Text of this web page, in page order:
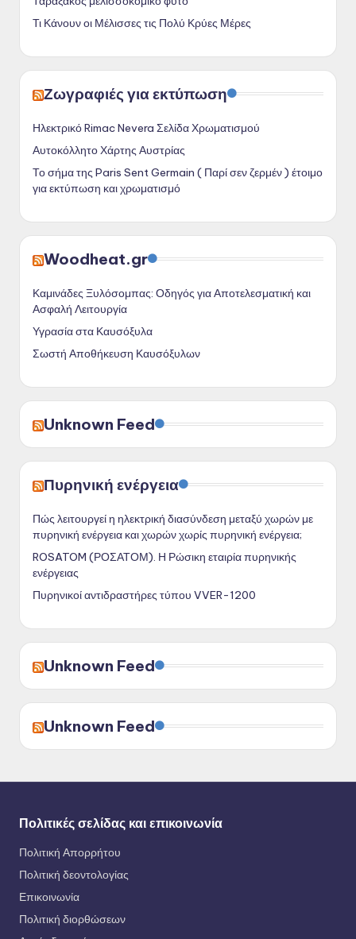
Τι Κάνουν οι Μέλισσες τις Πολύ Κρύες Μέρες
Ζωγραφιές για εκτύπωση
Ηλεκτρικό Rimac Nevera Σελίδα Χρωματισμού
Αυτοκόλλητο Χάρτης Αυστρίας
Το σήμα της Paris Sent Germain ( Παρί σεν ζερμέν ) έτοιμο
για εκτύπωση και χρωματισμό
Woodheat.gr
Καμινάδες Ξυλόσομπας: Οδηγός για Αποτελεσματική και
Ασφαλή Λειτουργία
Υγρασία στα Καυσόξυλα
Σωστή Αποθήκευση Καυσόξυλων
Unknown Feed
Πυρηνική ενέργεια
Πώς λειτουργεί η ηλεκτρική διασύνδεση μεταξύ χωρών με
πυρηνική ενέργεια και χωρών χωρίς πυρηνική ενέργεια;
ROSATOM (ΡΟΣΑΤΟΜ). Η Ρώσικη εταιρία πυρηνικής
ενέργειας
Πυρηνικοί αντιδραστήρες τύπου VVER-1200
Unknown Feed
Unknown Feed
Πολιτικές σελίδας και επικοινωνία
Πολιτική Απορρήτου
Πολιτική δεοντολογίας
Επικοινωνία
Πολιτική διορθώσεων